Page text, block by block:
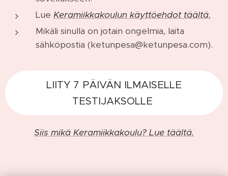
Lue Keramiikkakoulun käyttöehdot täältä.
Mikäli sinulla on jotain ongelmia, laita
sähköpostia (ketunpesa@ketunpesa.com).
LIITY 7 PÄIVÄN ILMAISELLE
TESTIJAKSOLLE
Siis mikä Keramiikkakoulu? Lue täältä.